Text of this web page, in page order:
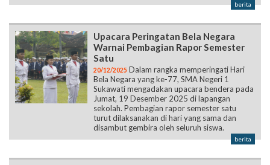
berita
Upacara Peringatan Bela Negara
Warnai Pembagian Rapor Semester
Satu
20/12/2025 Dalam rangka memperingati Hari
Bela Negara yang ke-77, SMA Negeri 1
Sukawati mengadakan upacara bendera pada
Jumat, 19 Desember 2025 di lapangan
sekolah. Pembagian rapor semester satu
turut dilaksanakan di hari yang sama dan
disambut gembira oleh seluruh siswa.
berita